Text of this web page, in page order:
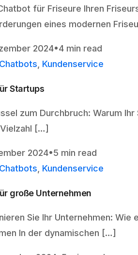
für Friseure Ihren
eines modernen
2024 4 min read
Chatbots, Kundenservice
Startups
zum Durchbruch: Warum
[…]
2024 5 min read
Chatbots, Kundenservice
große Unternehmen
Sie Ihr Unternehmen:
In der dynamischen […]